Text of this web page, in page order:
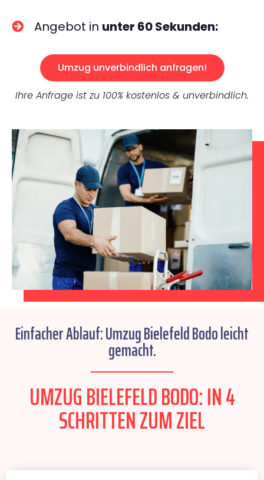
Angebot in unter 60 Sekunden:
Umzug unverbindlich anfragen!
Ihre Anfrage ist zu 100% kostenlos & unverbindlich.
Einfacher Ablauf: Umzug Bielefeld Bodo leicht
gemacht.
UMZUG BIELEFELD BODO: IN 4
SCHRITTEN ZUM ZIEL